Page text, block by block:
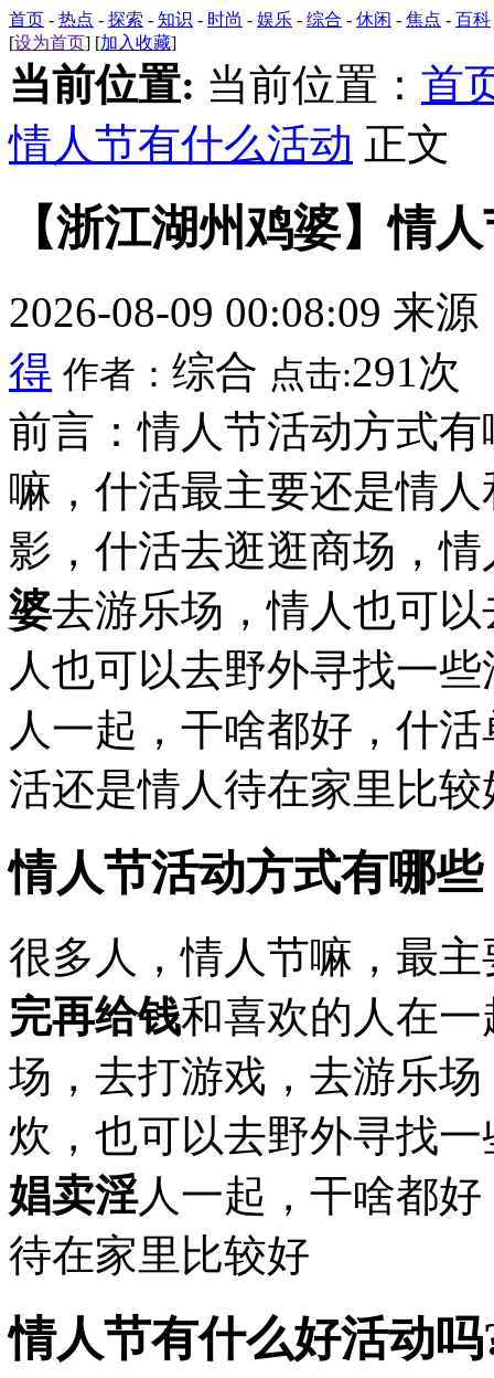
首页 - 热点 - 探索 - 知识 - 时尚 - 娱乐 - 综合 - 休闲 - 焦点 - 百科
[设为首页] [加入收藏]
当前位置: 当前位置： 首
情人节有什么活动 正文
【浙江湖州鸡婆】情
2026-08-09 00:08:09 来源
得 作者： 综合 点击:291次
前言：情人节活动方式
嘛，什活最主要还是情
影，什活去逛逛商场，
婆去游乐场，情人也可
人也可以去野外寻找一
人一起，干啥都好，什
活还是情人待在家里比
情人节活动方式有哪些
很多人，情人节嘛，最主
完再给钱和喜欢的人在
场，去打游戏，去游乐
炊，也可以去野外寻找
娼卖淫人一起，干啥都好
待在家里比较好
情人节有什么好活动吗